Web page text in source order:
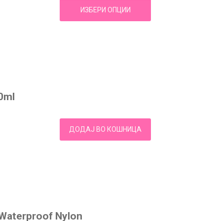
ИЗБЕРИ ОПЦИИ
ДОДАЈ ВО КОШНИЦА
Nylon